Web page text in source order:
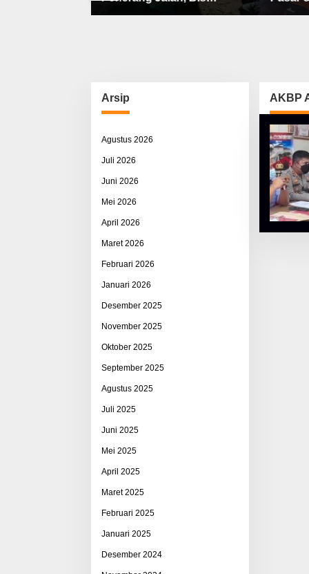
Sekolah, Jalan Rusak Berat
Arsip
Agustus 2026
Juli 2026
Juni 2026
Mei 2026
April 2026
Maret 2026
Februari 2026
Januari 2026
Desember 2025
November 2025
Oktober 2025
September 2025
Agustus 2025
Juli 2025
Juni 2025
Mei 2025
April 2025
Maret 2025
Februari 2025
Januari 2025
Desember 2024
AKBP